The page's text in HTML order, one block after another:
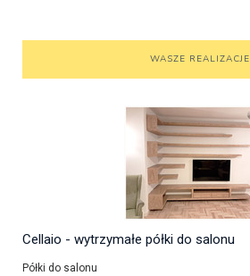
WASZE REALIZACJE
Cellaio - wytrzymałe półki do salonu
Półki do salonu